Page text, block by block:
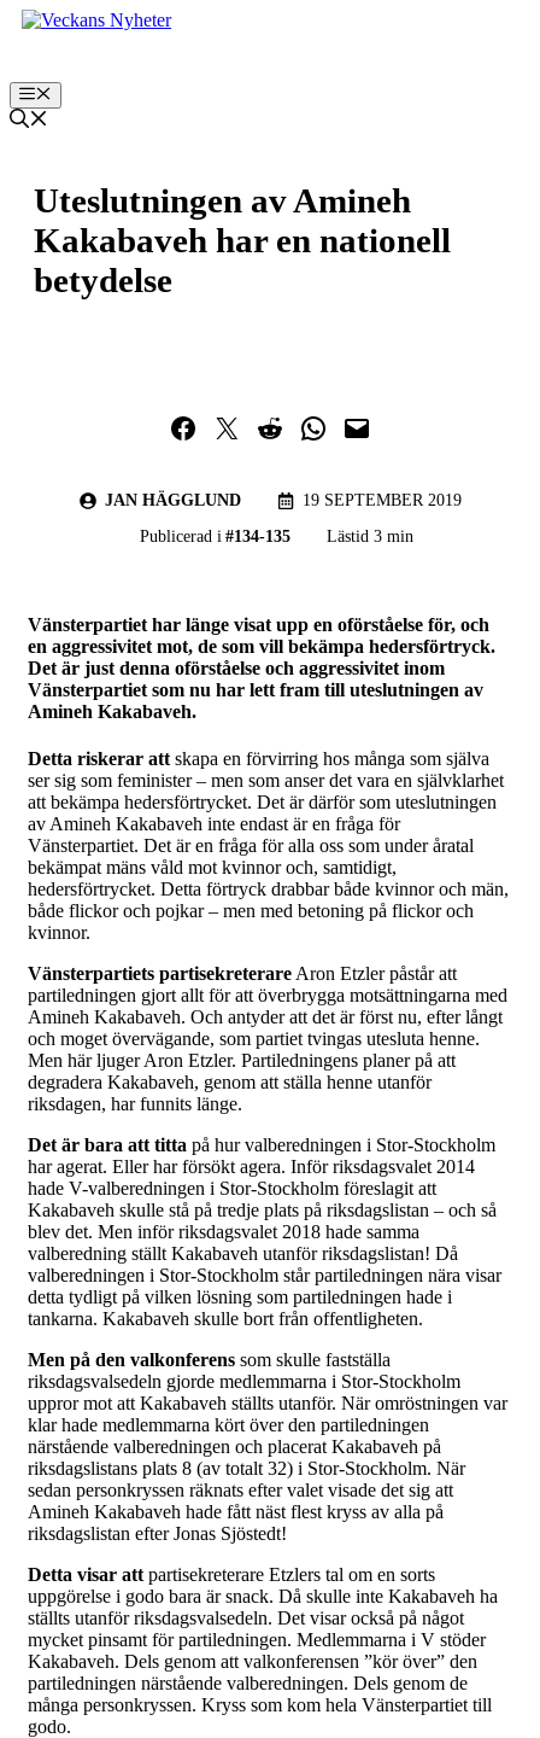
Hoppa
Meny
Uteslutningen av Amineh
Kakabaveh har en nationell
betydelse
Dela på Facebook
Dela på TwitterDela på RedditDela i WhatsApp
Maila en länk
JAN HÄGGLUND
19 SEPTEMBER 2019
Publicerad i #134-135 Lästid 3 min
Vänsterpartiet har länge visat upp en oförståelse för, och
en aggressivitet mot, de som vill bekämpa hedersförtryck.
Det är just denna oförståelse och aggressivitet inom
Vänsterpartiet som nu har lett fram till uteslutningen av
Amineh Kakabaveh.
Detta riskerar att skapa en förvirring hos många som själva
ser sig som feminister – men som anser det vara en självklarhet
att bekämpa hedersförtrycket. Det är därför som uteslutningen
av Amineh Kakabaveh inte endast är en fråga för
Vänsterpartiet. Det är en fråga för alla oss som under åratal
bekämpat mäns våld mot kvinnor och, samtidigt,
hedersförtrycket. Detta förtryck drabbar både kvinnor och män,
både flickor och pojkar – men med betoning på flickor och
kvinnor.
Vänsterpartiets partisekreterare Aron Etzler påstår att
partiledningen gjort allt för att överbrygga motsättningarna med
Amineh Kakabaveh. Och antyder att det är först nu, efter långt
och moget övervägande, som partiet tvingas utesluta henne.
Men här ljuger Aron Etzler. Partiledningens planer på att
degradera Kakabaveh, genom att ställa henne utanför
riksdagen, har funnits länge.
Det är bara att titta på hur valberedningen i Stor-Stockholm
har agerat. Eller har försökt agera. Inför riksdagsvalet 2014
hade V-valberedningen i Stor-Stockholm föreslagit att
Kakabaveh skulle stå på tredje plats på riksdagslistan – och så
blev det. Men inför riksdagsvalet 2018 hade samma
valberedning ställt Kakabaveh utanför riksdagslistan! Då
valberedningen i Stor-Stockholm står partiledningen nära visar
detta tydligt på vilken lösning som partiledningen hade i
tankarna. Kakabaveh skulle bort från offentligheten.
Men på den valkonferens som skulle fastställa
riksdagsvalsedeln gjorde medlemmarna i Stor-Stockholm
uppror mot att Kakabaveh ställts utanför. När omröstningen var
klar hade medlemmarna kört över den partiledningen
närstående valberedningen och placerat Kakabaveh på
riksdagslistans plats 8 (av totalt 32) i Stor-Stockholm. När
sedan personkryssen räknats efter valet visade det sig att
Amineh Kakabaveh hade fått näst flest kryss av alla på
riksdagslistan efter Jonas Sjöstedt!
Detta visar att partisekreterare Etzlers tal om en sorts
uppgörelse i godo bara är snack. Då skulle inte Kakabaveh ha
ställts utanför riksdagsvalsedeln. Det visar också på något
mycket pinsamt för partiledningen. Medlemmarna i V stöder
Kakabaveh. Dels genom att valkonferensen ”kör över” den
partiledningen närstående valberedningen. Dels genom de
många personkryssen. Kryss som kom hela Vänsterpartiet till
godo.